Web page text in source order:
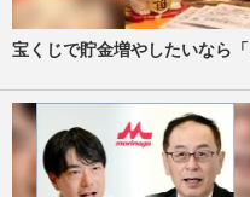
宝くじで貯金増やしたいなら「